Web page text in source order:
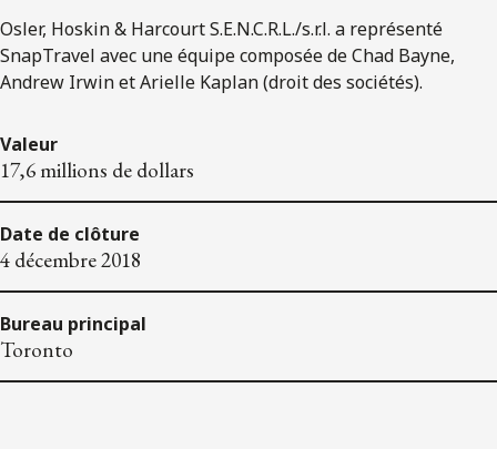
Osler, Hoskin & Harcourt S.E.N.C.R.L./s.r.l. a représenté
SnapTravel avec une équipe composée de Chad Bayne,
Andrew Irwin et Arielle Kaplan (droit des sociétés).
Valeur
17,6 millions de dollars
Date de clôture
4 décembre 2018
Bureau principal
Toronto